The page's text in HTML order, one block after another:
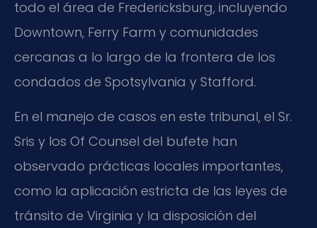
todo el área de Fredericksburg, incluyendo
Downtown, Ferry Farm y comunidades
cercanas a lo largo de la frontera de los
condados de Spotsylvania y Stafford.
En el manejo de casos en este tribunal, el Sr.
Sris y los Of Counsel del bufete han
observado prácticas locales importantes,
como la aplicación estricta de las leyes de
tránsito de Virginia y la disposición del